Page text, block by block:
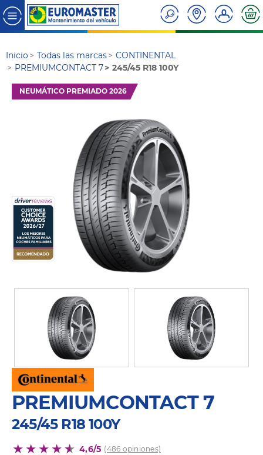
Inicio Todas las marcas
CONTINENTAL
PREMIUMCONTACT 7
245/45 R18 100Y
NEUMÁTICO PREMIADO 2026
PREMIUMCONTACT 7
245/45 R18 100Y
4,6/5 (486 opiniones)